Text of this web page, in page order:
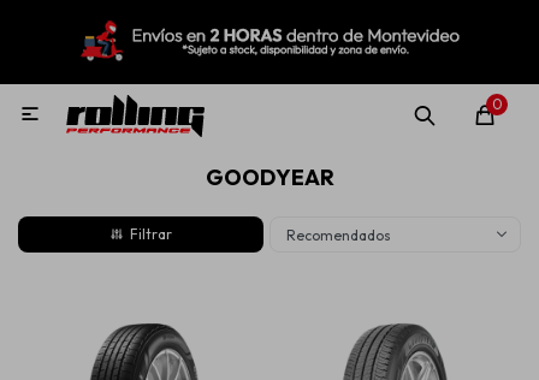
0

GOODYEAR
Recomendados
MI CUENTA
Nuevo! Rolling Repuestos
Lubricantes